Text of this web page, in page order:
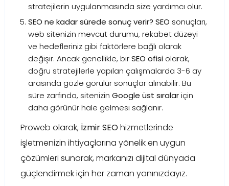
stratejilerin uygulanmasında size yardımcı olur.
SEO ne kadar sürede sonuç verir? SEO sonuçları,
web sitenizin mevcut durumu, rekabet düzeyi
ve hedefleriniz gibi faktörlere bağlı olarak
değişir. Ancak genellikle, birSEO ofisi olarak,
doğru stratejilerle yapılan çalışmalarda 3-6 ay
arasında gözle görülür sonuçlar alınabilir. Bu
süre zarfında, sitenizin Google üst sıralariçin
daha görünür hale gelmesi sağlanır.
Proweb olarak, İzmir SEOhizmetlerinde
işletmenizin ihtiyaçlarına yönelik en uygun
çözümleri sunarak, markanızı dijital dünyada
güçlendirmek için her zaman yanınızdayız.